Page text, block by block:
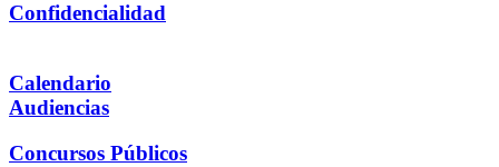
Confidencialidad
Calendario
Audiencias
Concursos Públicos